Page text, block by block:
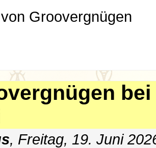
Groovergnügen
, Freitag, 19. Juni